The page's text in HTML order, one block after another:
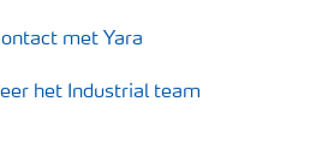
met Yara
het Industrial team